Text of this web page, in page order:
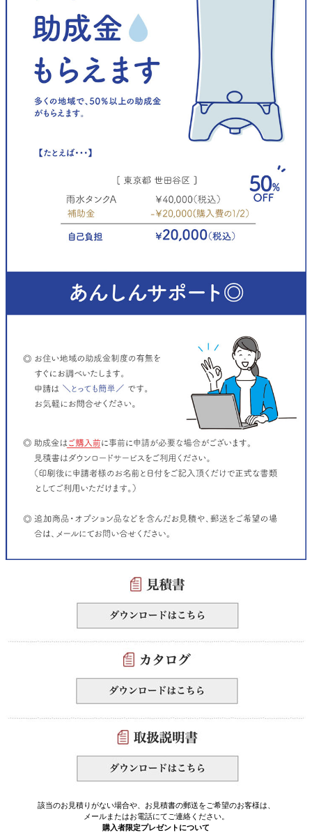
該当のお見積りがない場合や、お見積書の郵送をご希望のお客様は、
メールまたはお電話にてご連絡ください。
購入者限定プレゼントについて